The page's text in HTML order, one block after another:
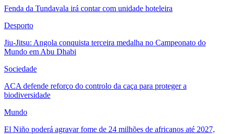
Fenda da Tundavala irá contar com unidade hoteleira
Desporto
Jiu-Jitsu: Angola conquista terceira medalha no Campeonato do
Mundo em Abu Dhabi
Sociedade
ACA defende reforço do controlo da caça para proteger a
biodiversidade
Mundo
El Niño poderá agravar fome de 24 milhões de africanos até 2027,